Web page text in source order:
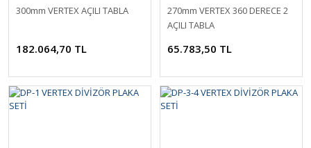
300mm VERTEX AÇILI TABLA
182.064,70 TL
270mm VERTEX 360 DERECE 2
AÇILI TABLA
65.783,50 TL